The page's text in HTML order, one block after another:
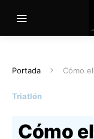
Portada Cómo
Triatlón
Cómo